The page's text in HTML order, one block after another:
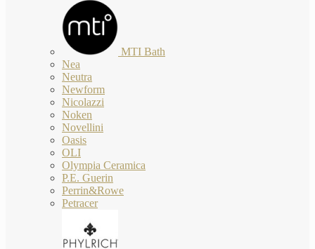
MTI Bath
Nea
Neutra
Newform
Nicolazzi
Noken
Novellini
Oasis
OLI
Olympia Ceramica
P.E. Guerin
Perrin&Rowe
Petracer